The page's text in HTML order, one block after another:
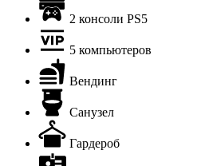
2 консоли PS5
5 компьютеров
Вендинг
Санузел
Гардероб